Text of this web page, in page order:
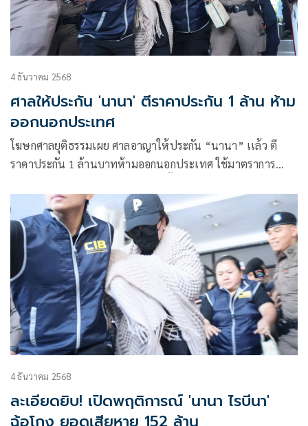
4 ธันวาคม 2568
ศาลให้ประกัน 'นานา' ตีราคาประกัน 1 ล้าน ห้าม
ออกนอกประเทศ
โฆษกศาลยุติธรรมเผย ศาลอาญาให้ประกัน “นานา” เเล้ว ตี
ราคาประกัน 1 ล้านบาทห้ามออกนอกประเทศ ใช้มาตราการ
คำปรึกษาด้านจิตสังคมของศาลอาญาเป็นผู้กำกับดูแล
4 ธันวาคม 2568
ละเอียดยิบ! เปิดพฤติการณ์ 'นานา ไรบีนา'